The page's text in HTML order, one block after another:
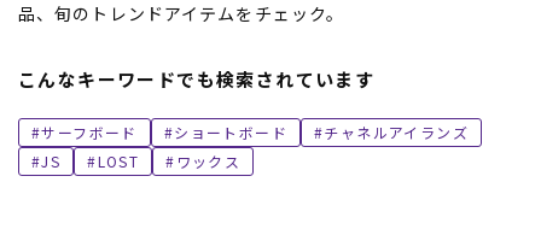
品、旬のトレンドアイテムをチェック。
こんなキーワードでも検索されています
サーフボード ショートボード
チャネルアイランズ
JS
LOST ワックス